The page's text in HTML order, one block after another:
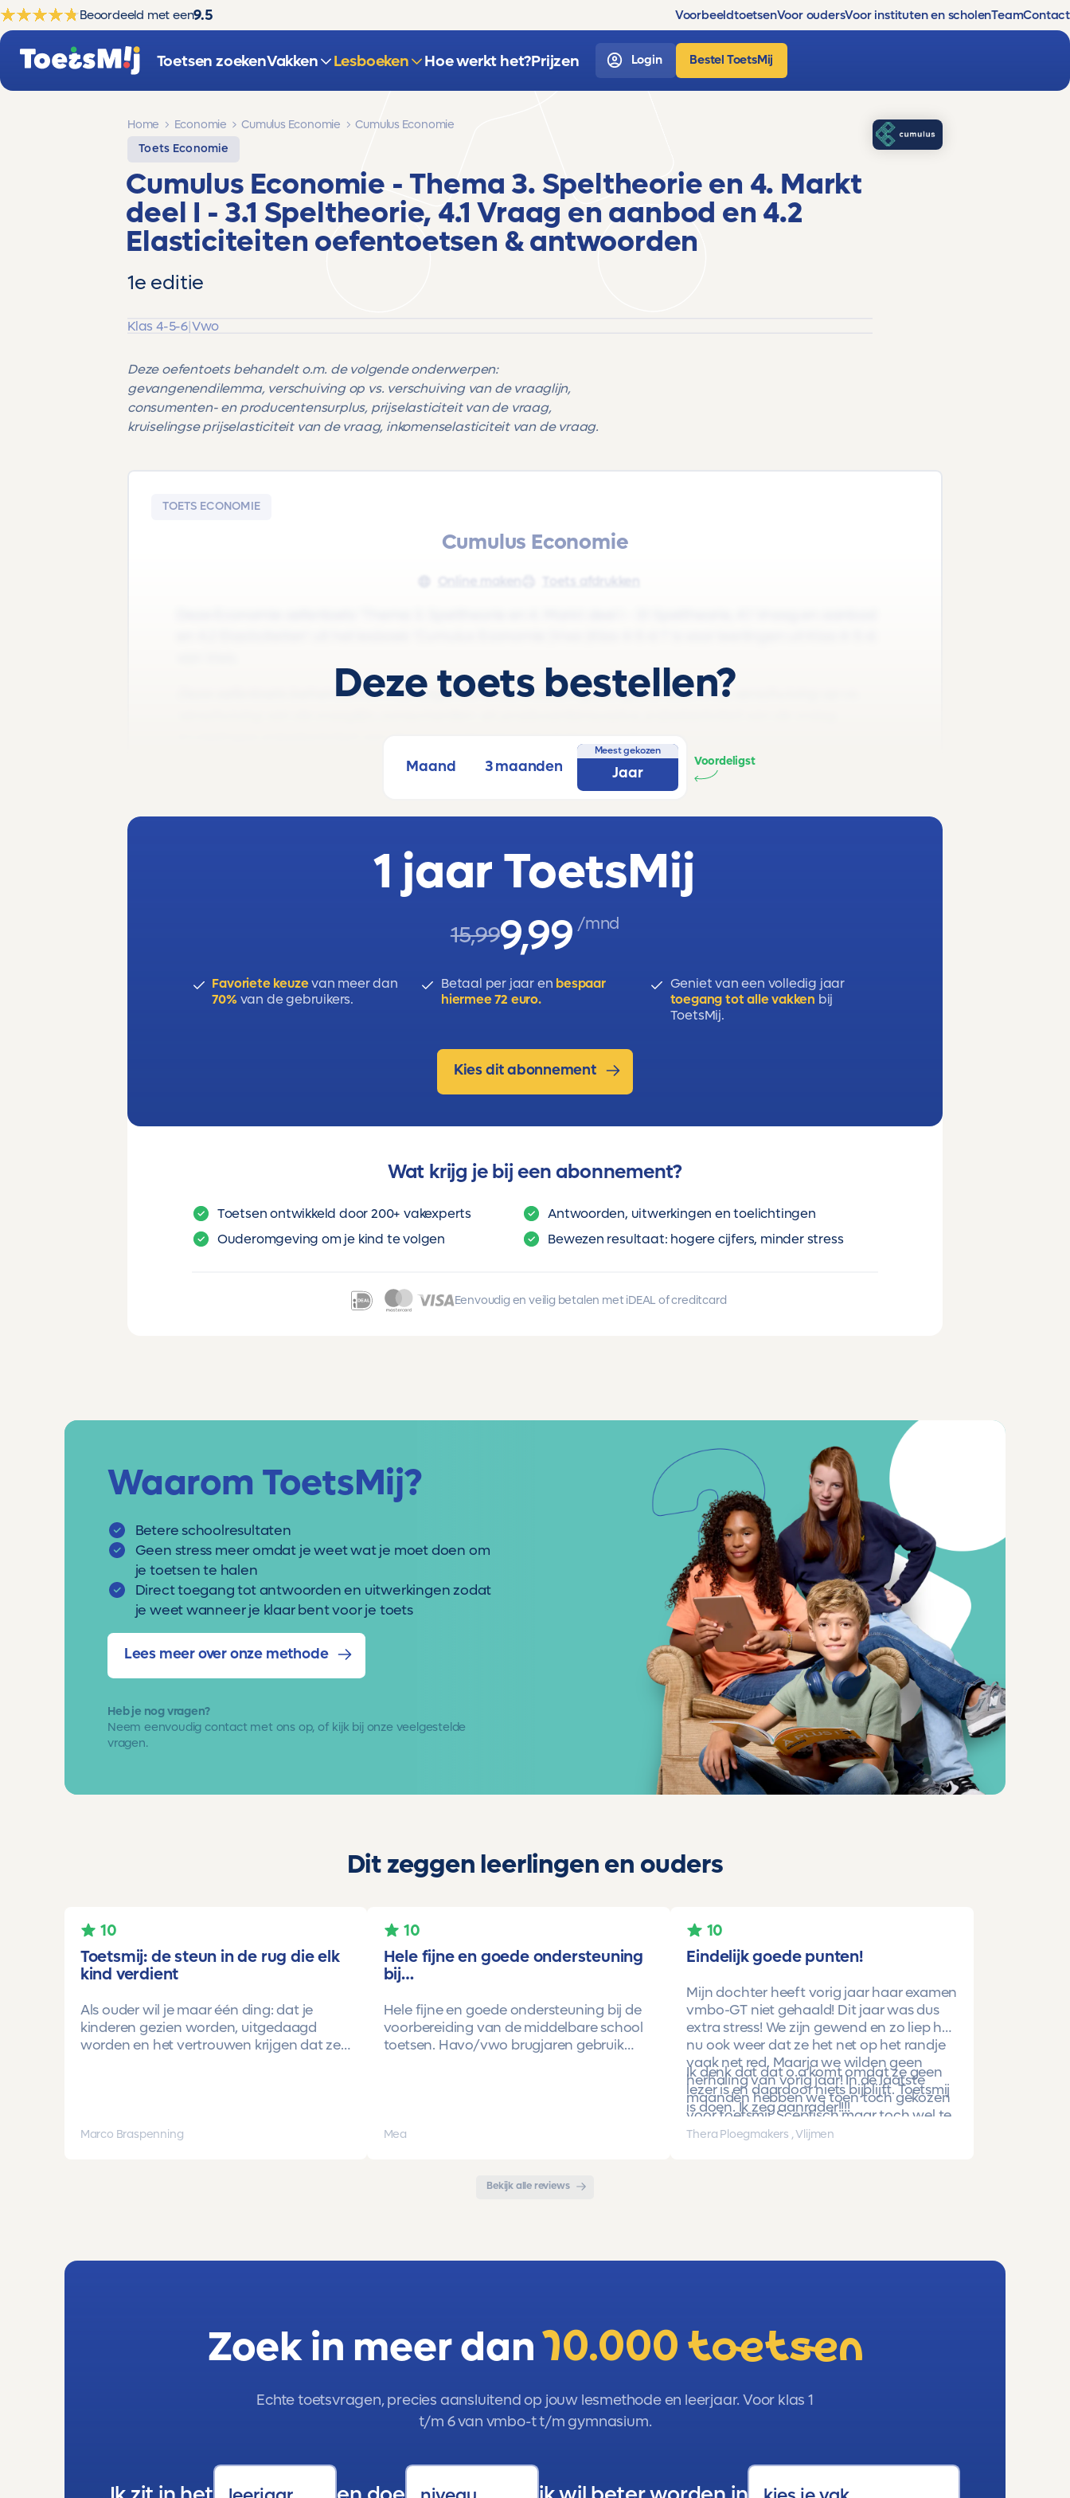
Beoordeeld met een9.5 VoorbeeldtoetsenVoor oudersVoor instituten en scholenTeamContact
Toetsen zoekenVakken Lesboeken Hoe werkt het?Prijzen Login Bestel ToetsMij
Home Economie Cumulus Economie
Cumulus Economie
Toets Economie
Cumulus Economie - Thema 3. Speltheorie en 4. Markt
deel I - 3.1 Speltheorie, 4.1 Vraag en aanbod en 4.2
Elasticiteiten oefentoetsen & antwoorden
1e editie
Klas 4-5-6|Vwo
Deze oefentoets behandelt o.m. de volgende onderwerpen:
gevangenendilemma, verschuiving op vs. verschuiving van de vraaglijn,
consumenten- en producentensurplus, prijselasticiteit van de vraag,
kruiselingse prijselasticiteit van de vraag, inkomenselasticiteit van de vraag.
TOETS ECONOMIE
Cumulus Economie
Online maken Toets afdrukken
Deze oefentoets behandelt o.m. de volgende onderwerpen: gevangenendilemma, verschuiving op vs.
Deze toets bestellen?
Maand 3 maanden
Meest gekozen
Jaar
Voordeligst
1 jaar ToetsMij
15,999,99 /mnd
Favoriete keuzevan meer dan
70%van de gebruikers.
Betaal per jaar en bespaar
hiermee 72 euro.
Geniet van een volledig jaar
toegang tot alle vakken bij
ToetsMij.
Kies dit abonnement
Wat krijg je bij een abonnement?
Toetsen ontwikkeld door 200+ vakexperts
Antwoorden, uitwerkingen en toelichtingen
Ouderomgeving om je kind te volgen
Bewezen resultaat: hogere cijfers, minder stress
Eenvoudig en veilig betalen met iDEAL of creditcard
Waarom ToetsMij?
Betere schoolresultaten
Geen stress meer omdat je weet wat je moet doen om
je toetsen te halen
Direct toegang tot antwoorden en uitwerkingen zodat
je weet wanneer je klaar bent voor je toets
Lees meer over onze methode
Heb je nog vragen?
Neem eenvoudigcontact met ons op, of kijk bij onze veelgestelde
vragen.
Dit zeggen leerlingen en ouders
10
Toetsmij: de steun in de rug die elk
kind verdient
Als ouder wil je maar één ding: dat je
kinderen gezien worden, uitgedaagd
worden en het vertrouwen krijgen dat ze
Onze oudste dochter begon ooit op
de lerarenopleiding. Dat is niet alleen haar
verdienste, maar ook het resultaat van
materialen die haar serieus namen en
aantal vakken op hoger niveau, en juist
daar is Toetsmij een uitkomst. De toetsen
Marco Braspenning
10
Hele fijne en goede ondersteuning
bij…
Hele fijne en goede ondersteuning bij de
voorbereiding van de middelbare school
toetsen. Havo/vwo brugjaren gebruik
opgebouwd. Goede snelle communicatie
Mea
10
Eindelijk goede punten!
Mijn dochter heeft vorig jaar haar examen
vmbo-GT niet gehaald! Dit jaar was dus
extra stress! We zijn gewend en zo liep het
nu ook weer dat ze het net op het randje
vaak net red. Maarja we wilden geen
herhaling van vorig jaar! In de laatste
maanden hebben we toen toch gekozen
voor toetsmij. Sceptisch maar toch wel te
proberen. En nu is ze gewoon geslaagd
Ik denk dat dat o.a komt omdat ze geen
lezer is en daardoor niets bijblijft. Toetsmij
is doen. Ik zeg aanrader!!!!
Thera Ploegmakers , Vlijmen
Bekijk alle reviews
Zoek in meer dan10.000 toetsen
Echte toetsvragen, precies aansluitend op jouw lesmethode en leerjaar. Voor klas 1
t/m 6 van vmbo-t t/m gymnasium.